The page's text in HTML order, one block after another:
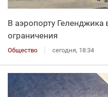
В аэропорту Геленджика
ограничения
Общество сегодня, 18:34